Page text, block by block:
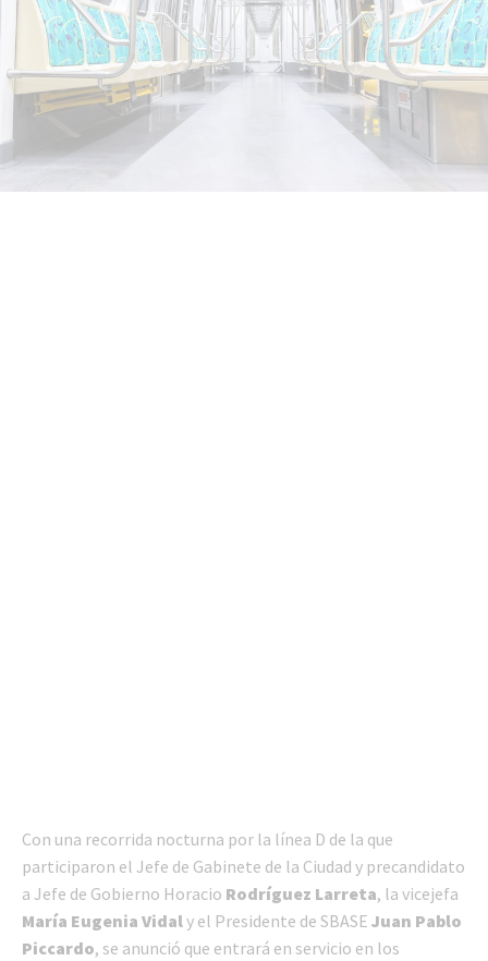
Con una recorrida nocturna por la línea D de la que
participaron el Jefe de Gabinete de la Ciudad y precandidato
a Jefe de Gobierno Horacio Rodríguez Larreta, la vicejefa
María Eugenia Vidaly el Presidente de SBASE Juan Pablo
Piccardo, se anunció que entrará en servicio en los